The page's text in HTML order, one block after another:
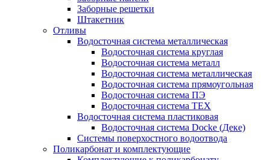
Заборные решетки
Штакетник
Отливы
Водосточная система металлическая
Водосточная система круглая
Водосточная система металл
Водосточная система металлическая
Водосточная система прямоугольная
Водосточная система ПЭ
Водосточная система ТЕХ
Водосточная система пластиковая
Водосточная система Docke (Деке)
Системы поверхостного водоотвода
Поликарбонат и комплектующие